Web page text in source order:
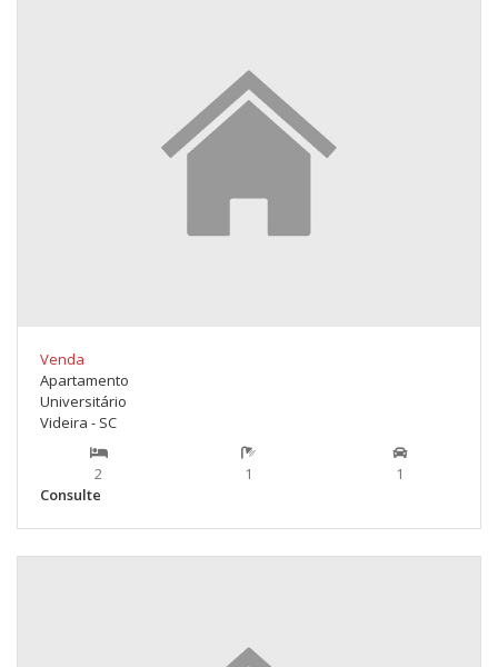
Venda
Apartamento
Universitário
Videira - SC
2 1
1
Consulte